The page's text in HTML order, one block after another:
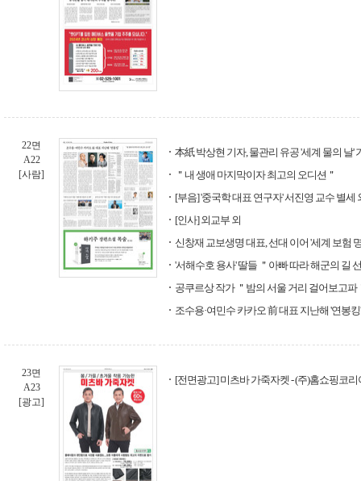
22면
A22
[사람]
本紙 박상현 기자, 물관리 유공 '세계 물의 날'
＂내 생애 마지막이자 최고의 오디션＂
[부음] '중국학 대표 연구자' 서진영 교수 별세
[인사] 외교부 외
신창재 교보생명 대표, 선대 이어 '세계 보험
'서해수호 용사' 딸들 ＂아빠 따라 해군의 길
공쿠르상 작가 ＂밤의 서울 거리 걸어보고파
조수용·여민수 카카오 前 대표 지난해 '연봉킹'
23면
A23
[광고]
[전면광고] 미츠바 가죽자켓 - (주)홈쇼핑코리